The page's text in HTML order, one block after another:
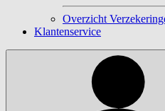
Overzicht
Klantenservice